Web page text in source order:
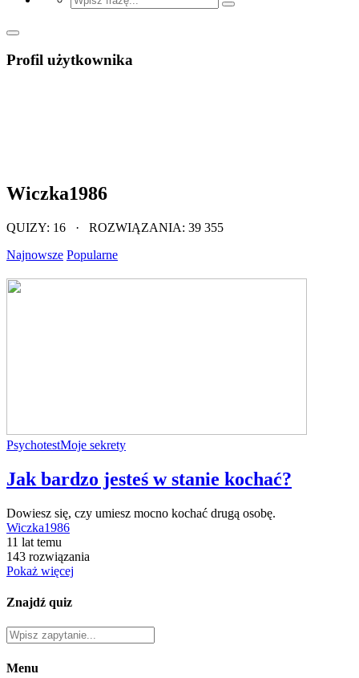
Profil użytkownika
Wiczka1986
QUIZY: 16 · ROZWIĄZANIA: 39 355
Najnowsze Popularne
PsychotestMoje sekrety
Jak bardzo jesteś w stanie kochać?
Dowiesz się, czy umiesz mocno kochać drugą osobę.
Wiczka1986
11 lat temu
143 rozwiązania
Pokaż więcej
Znajdź quiz
Menu